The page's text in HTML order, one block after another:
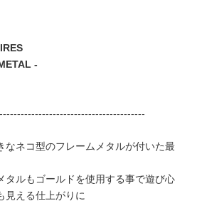
-
なネコ型のフレームメタルが付いた最
タルもゴールドを使用する事で遊び心
見える仕上がりに